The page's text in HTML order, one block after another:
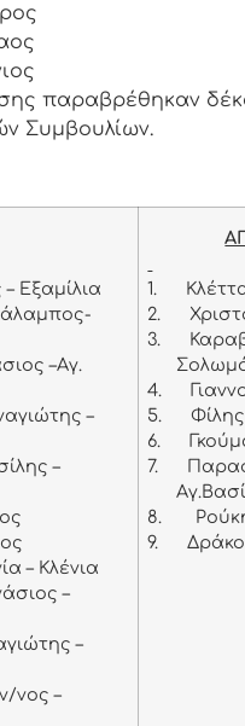
παραβρέθηκαν
Συμβουλίων.
Εξαμίλια
–Αγ.
–
–
– Κλένια
–
–
νος –
1.
2.
3.
4.
5.
6.
7.
8.
9.